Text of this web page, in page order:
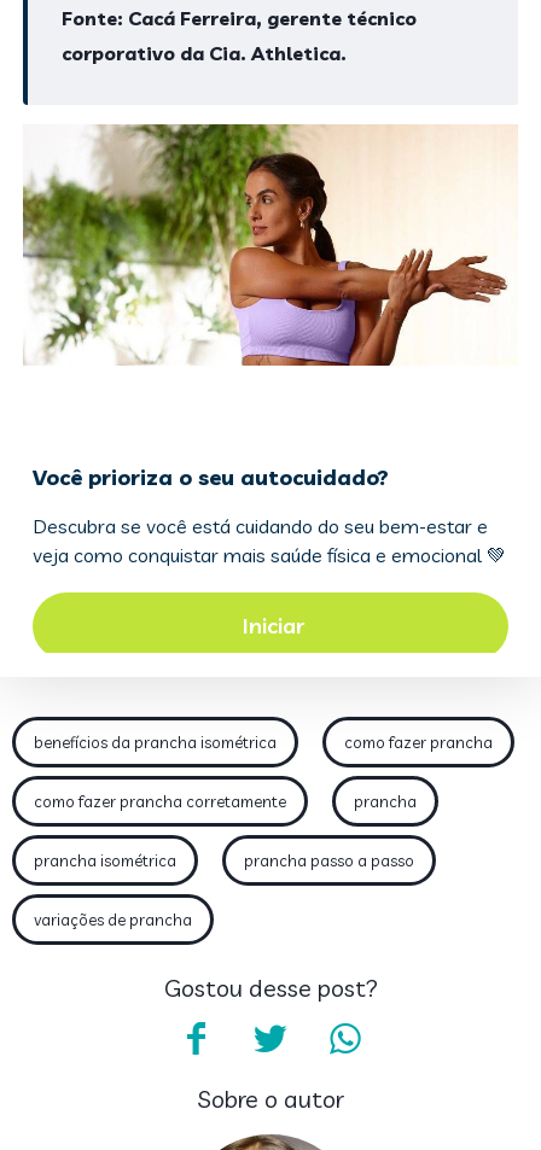
Fonte: Cacá Ferreira, gerente técnico
corporativo da Cia. Athletica.
benefícios da prancha isométrica como fazer prancha
como fazer prancha corretamente prancha
prancha isométrica prancha passo a passo
variações de prancha
Gostou desse post?
Sobre o autor